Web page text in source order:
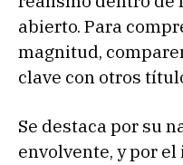
abierto. Para
magnitud,
clave con otros
Se destaca por su
envolvente, y por